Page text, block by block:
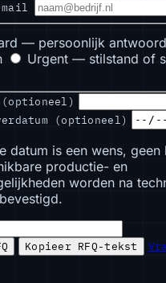
— persoonlijk
Urgent — stilstand of
(optioneel)
(optioneel)
datum is een wens,
productie- en
worden na
Kopieer RFQ-tekst